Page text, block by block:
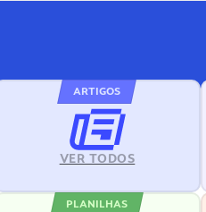
ARTIGOS
VER TODOS
PLANILHAS